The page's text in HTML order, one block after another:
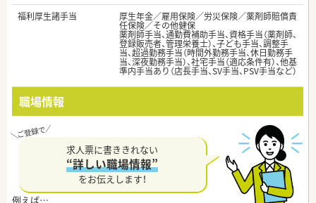
福利厚生諸手当
厚生年金／雇用保険／労災保険／薬剤師賠償責
任保険／その他健保
薬剤師手当、通勤費補助手当、資格手当（薬剤師、
登録販売者、管理栄養士）、子ども手当、調整手
当、超過勤務手当（時間外勤務手当、休日勤務手
当、深夜勤務手当）、社宅手当（適応条件有）、他基
準内手当あり（店長手当、SV手当、PSV手当など）
職場情報
求人票に書ききれない
“詳しい職場情報”
をお伝えします！